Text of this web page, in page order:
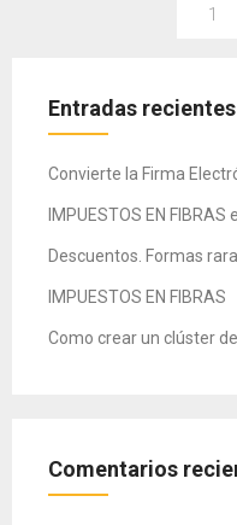
entradas
1
Entradas recientes
Convierte la Firma
IMPUESTOS EN
Descuentos. Formas
IMPUESTOS EN FIBRAS
Como crear un clúster
Comentarios